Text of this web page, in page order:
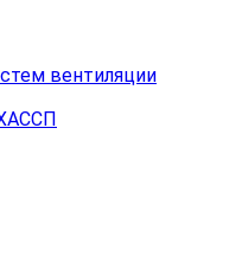
вентиляции